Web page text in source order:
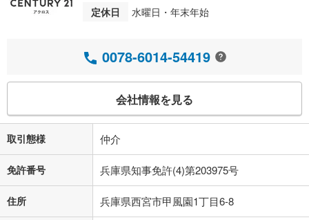
定休日
水曜日・年末年始
0078-6014-54419
会社情報を見る
取引態様 仲介
免許番号 兵庫県知事免許(4)第203975号
住所 兵庫県西宮市甲風園1丁目6-8